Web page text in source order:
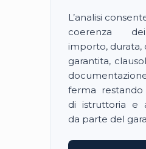
L’analisi
coerenza
importo, durata,
garantita,
ferma restando
di istruttoria e
da parte del